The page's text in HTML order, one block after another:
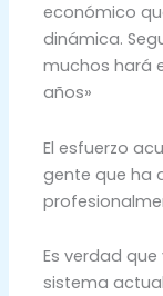
económico
dinámica.
muchos hará
años»
El esfuerzo
gente que ha
Es verdad
sistema